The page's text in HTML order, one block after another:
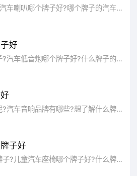
尖品牌努力。
限公司，SK，知名（著
，中国机械工业500强，上
，上海名牌，上海市创新型
汽车喇叭有哪些牌子?汽车喇叭哪个牌子好?哪个牌子的汽车喇叭质量比较好?下面，品牌网小编就来为大家盘点比较受欢迎、口碑比较好的汽...
好
汽车低音炮有哪些牌子?汽车低音炮哪个牌子好?什么牌子的汽车低音炮质量比较好?下面，品牌网小编就来为大家盘点那些口碑比较好、比较...
汽车音响什么牌子好呢?汽车音响品牌有哪些?想了解什么牌子的汽车音响比较好呢?品牌网小编为大家整理了汽车音响十大品牌排行榜，希...
子好
儿童汽车座椅有哪些牌子?儿童汽车座椅哪个牌子好?什么牌子的儿童汽车座椅质量比较好?下面，品牌网小编就来为大家盘点那些销量比较...